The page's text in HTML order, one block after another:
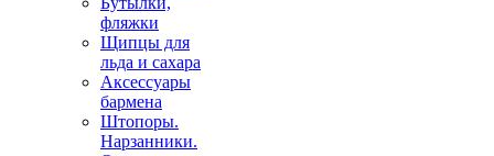
фляжки
Щипцы для
льда и сахара
Аксессуары
бармена
Штопоры.
Нарзанники.